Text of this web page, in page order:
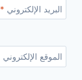
البريد الإلكتروني *
الموقع الإلكتروني